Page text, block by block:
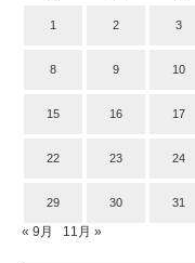
1 2 3
8 9 10
15 16 17
22 23 24
29 30 31
« 9月 11月 »